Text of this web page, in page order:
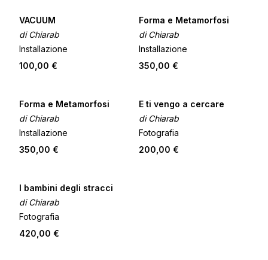
VACUUM
di Chiarab
Installazione
100,00 €
Forma e Metamorfosi
di Chiarab
Installazione
350,00 €
Forma e Metamorfosi
di Chiarab
Installazione
350,00 €
E ti vengo a cercare
di Chiarab
Fotografia
200,00 €
I bambini degli stracci
di Chiarab
Fotografia
420,00 €